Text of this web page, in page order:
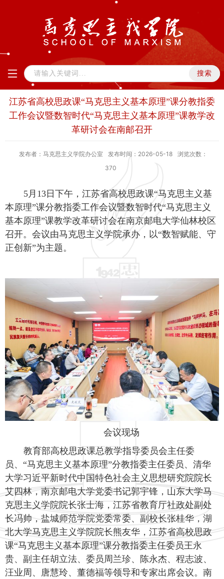
江苏省高校思政课“马克思主义基本原理”课分教指委
工作会议暨数智时代“马克思主义基本原理”课教学改
革研讨会在南邮召开
发布者：马克思主义学院办公室 发布时间：2026-05-18
浏览次数：
370
5月13日下午，江苏省高校思政课“马克思主义基
本原理”课分教指委工作会议暨数智时代“马克思主义
基本原理”课教学改革研讨会在南京邮电大学仙林校区
召开。会议由马克思主义学院承办，以“数智赋能、守
正创新”为主题。
会议现场
教育部高校思政课总教学指导委员会主任委
员、 “马克思主义基本原理”分教指委主任委员、清华
大学习近平新时代中国特色社会主义思想研究院院长
艾四林，南京邮电大学党委书记郭宇锋，山东大学马
克思主义学院院长张士海，江苏省教育厅社政处副处
长冯帅，盐城师范学院党委常委、副校长张桂华，湖
北大学马克思主义学院院长熊友华，江苏省高校思政
课“马克思主义基本原理”课分教指委主任委员王永
贵、副主任胡立法、委员周兰珍、陈永杰、程志波、
汪业周、唐慧玲、董德福等领导和专家出席会议。南